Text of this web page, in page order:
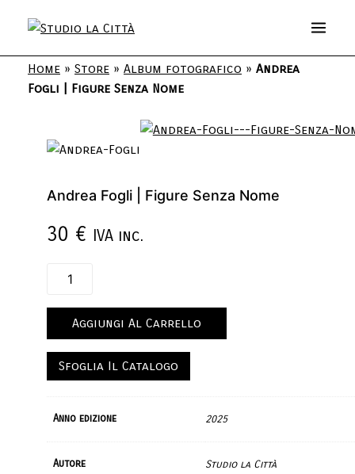
Home » Store » Album fotografico » Andrea
Fogli | Figure Senza Nome
Andrea Fogli | Figure Senza Nome
30 € IVA inc.
Aggiungi Al Carrello
Sfoglia Il Catalogo
Anno edizione 2025
Autore Studio la Città